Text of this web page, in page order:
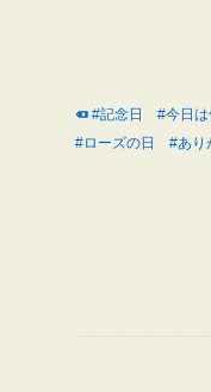
#記念日 #今日は
#ローズの日
#あり